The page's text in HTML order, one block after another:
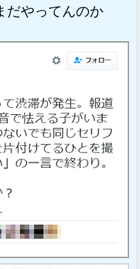
だやってんのか